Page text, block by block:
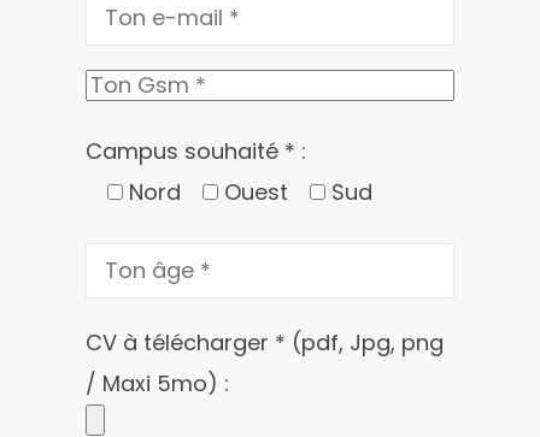
Campus souhaité * :
Nord
Ouest Sud
CV à télécharger * (pdf, Jpg, png
/ Maxi 5mo) :